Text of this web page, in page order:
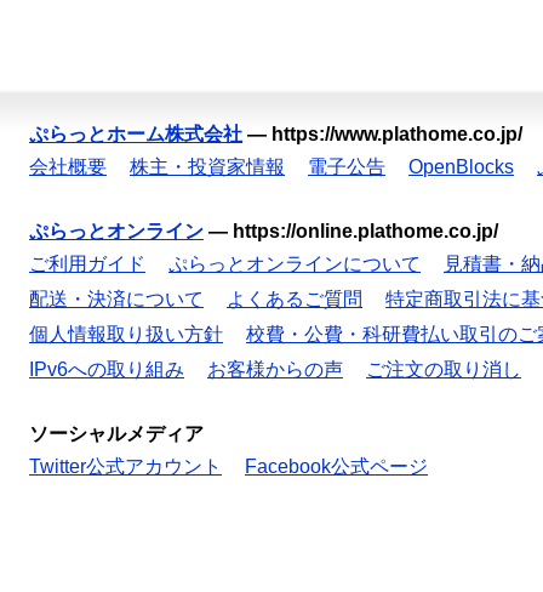
ぷらっとホーム株式会社 — https://www.plathome.co.jp/
会社概要
株主・投資家情報 電子公告 OpenBlocks
ぷらっとオンライン — https://online.plathome.co.jp/
ご利用ガイド
ぷらっとオンラインについて
見積書・
配送・決済について
よくあるご質問
特定商取引法に
個人情報取り扱い方針
校費・公費・科研費払い取引のご
IPv6への取り組み
お客様からの声 ご注文の取り消し
ソーシャルメディア
Twitter公式アカウント
Facebook公式ページ